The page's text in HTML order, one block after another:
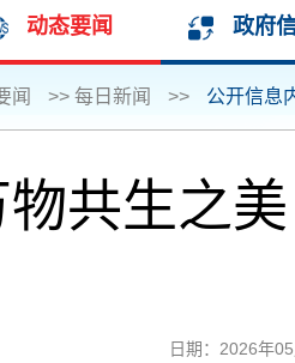
动态要闻 政府
闻 >> 每日新闻 >> 公开信息
共生之
日期：2026年